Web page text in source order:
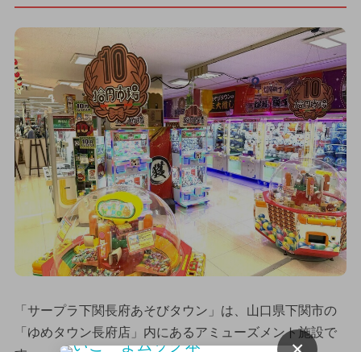
「サープラ下関長府あそびタウン」は、山口県下関市の
「ゆめタウン長府店」内にあるアミューズメント施設で